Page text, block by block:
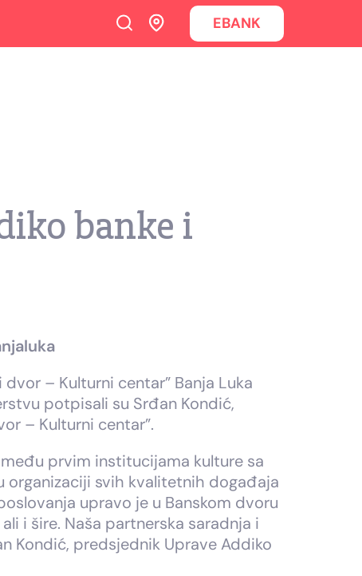
EBANK
banke i
– Kulturni centar” Banja Luka
potpisali su Srđan Kondić,
– Kulturni centar”.
prvim institucijama kulture sa
svih kvalitetnih događaja
upravo je u Banskom dvoru
i šire. Naša partnerska saradnja i
Kondić, predsjednik Uprave Addiko